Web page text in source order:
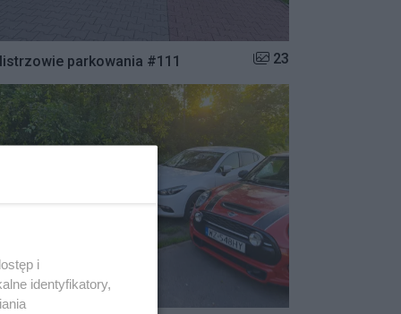
parkowania #111 Liczba zdjęć w galerii:
23
i
identyfikatory,